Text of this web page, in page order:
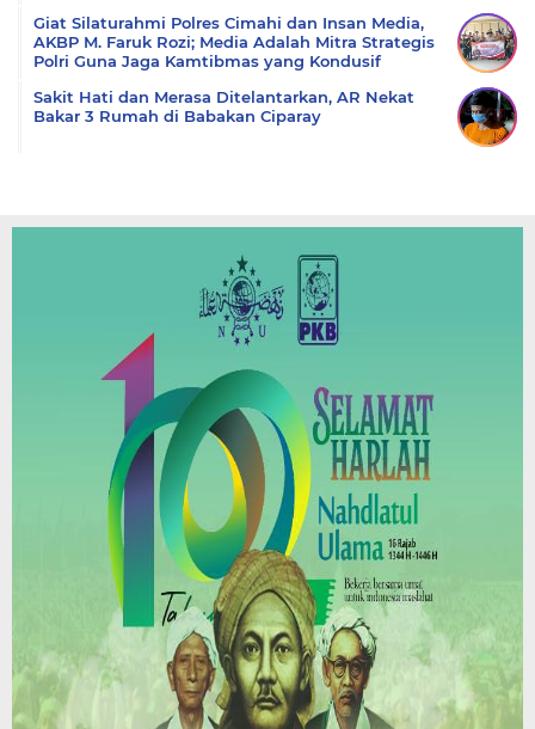
Giat Silaturahmi Polres Cimahi dan Insan Media,
AKBP M. Faruk Rozi; Media Adalah Mitra Strategis
Polri Guna Jaga Kamtibmas yang Kondusif
Sakit Hati dan Merasa Ditelantarkan, AR Nekat
Bakar 3 Rumah di Babakan Ciparay